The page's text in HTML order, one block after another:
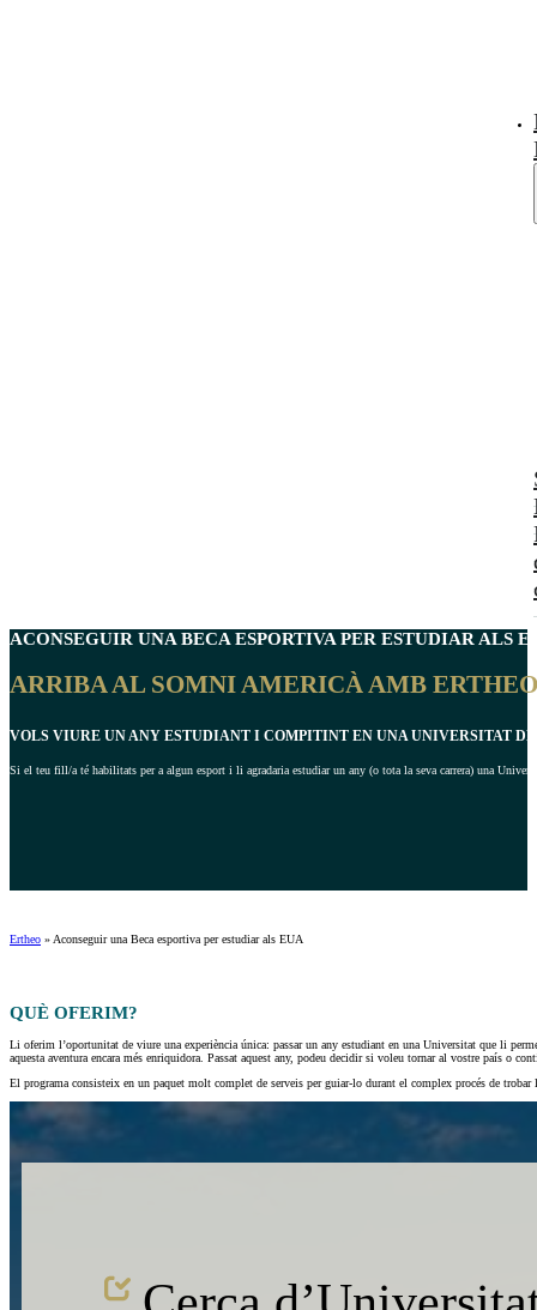
ACONSEGUIR UNA BECA ESPORTIVA PER ESTUDIAR ALS
ARRIBA AL SOMNI AMERICÀ AMB
VOLS VIURE UN ANY ESTUDIANT I COMPITINT EN UNA UNIVERSITAT
Si el teu fill/a té habilitats per a algun esport i li agradaria estudiar un any (o tota la seva carrera) una
Ertheo »Aconseguir una Beca esportiva per estudiar als EUA
QUÈ OFERIM?
Li oferim l’oportunitat de viure una experiència única: passar un any estudiant en una Universitat que li
aquesta aventura encara més enriquidora. Passat aquest any, podeu decidir si voleu tornar al vostre país o
El programa consisteix en un paquet molt complet de serveis per guiar-lo durant el complex procés de